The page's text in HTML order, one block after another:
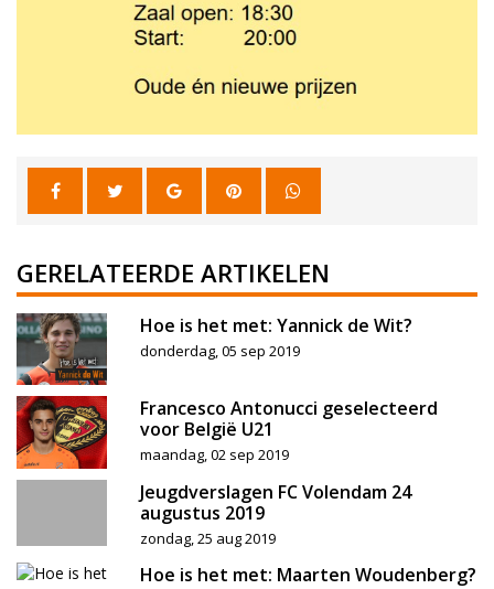
GERELATEERDE ARTIKELEN
Hoe is het met: Yannick de Wit?
donderdag, 05 sep 2019
Francesco Antonucci geselecteerd
voor België U21
maandag, 02 sep 2019
Jeugdverslagen FC Volendam 24
augustus 2019
zondag, 25 aug 2019
Hoe is het met: Maarten Woudenberg?